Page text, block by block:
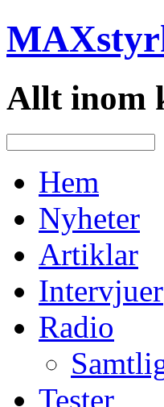
Allt inom
Hem
Nyheter
Artiklar
Intervjuer
Radio
Tester